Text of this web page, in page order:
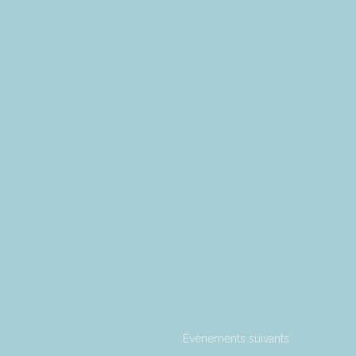
Évènements suivants